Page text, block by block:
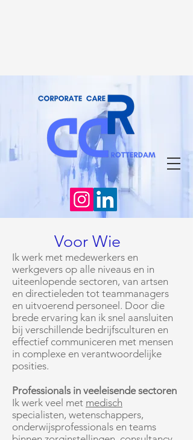
Voor Wie
Ik werk met medewerkers en
werkgevers op alle niveaus en in
uiteenlopende sectoren, van artsen
en directieleden tot teammanagers
en uitvoerend personeel. Door die
brede ervaring kan ik snel aansluiten
bij verschillende bedrijfsculturen en
effectief communiceren met mensen
in complexe en verantwoordelijke
posities.
Professionals in veeleisende sectoren
Ik werk veel met medisch
specialisten, wetenschappers,
onderwijsprofessionals en teams